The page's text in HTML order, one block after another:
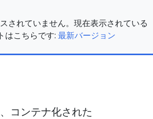
されていません。現在表示されている
はこちらです: 最新バージョン
コンテナ化された